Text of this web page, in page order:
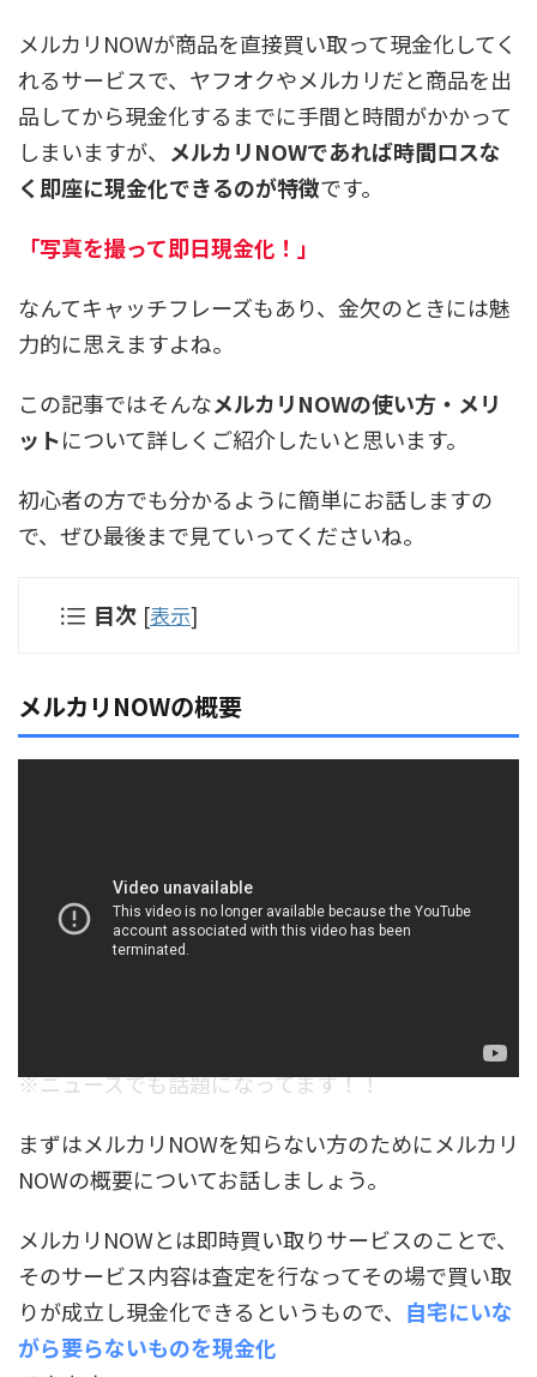
メルカリNOWが商品を直接買い取って現金化してく
れるサービスで、ヤフオクやメルカリだと商品を出
品してから現金化するまでに手間と時間がかかって
しまいますが、 メルカリNOWであれば時間ロスな
く即座に現金化できるのが特徴です。
「写真を撮って即日現金化！」
なんてキャッチフレーズもあり、金欠のときには魅
力的に思えますよね。
この記事ではそんなメルカリNOWの使い方・メリ
ットについて詳しくご紹介したいと思います。
初心者の方でも分かるように簡単にお話しますの
で、ぜひ最後まで見ていってくださいね。
目次 [表示]
メルカリNOWの概要
※ニュースでも話題になってます！！
まずはメルカリNOWを知らない方のためにメルカリ
NOWの概要についてお話しましょう。
メルカリNOWとは即時買い取りサービスのことで、
そのサービス内容は査定を行なってその場で買い取
りが成立し現金化できるというもので、 自宅にいな
がら要らないものを現金化